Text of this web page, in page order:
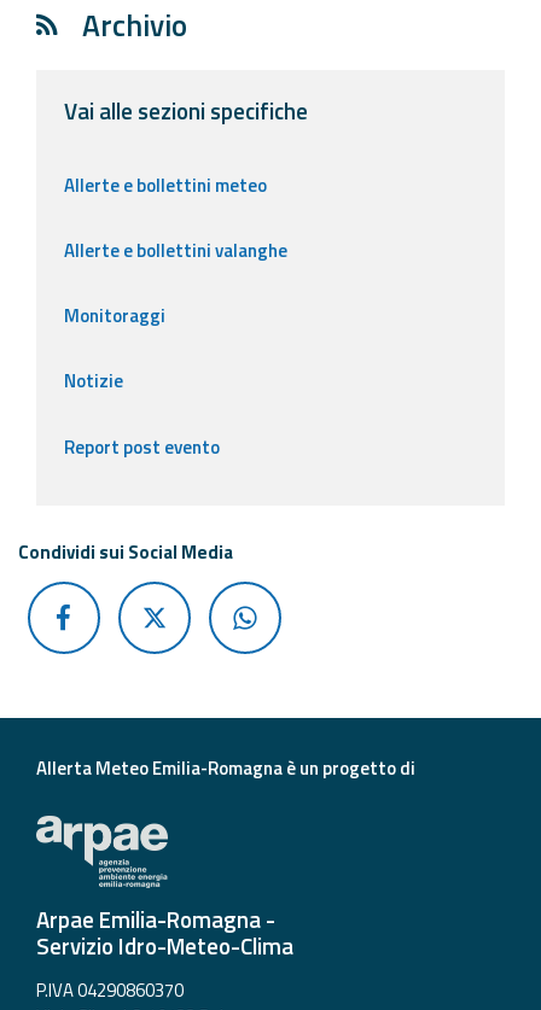
Il progetto
Emilia-
Contatti
Archivio
Vai alle sezioni specifiche
Allerte e bollettini meteo
Allerte e bollettini valanghe
Monitoraggi
Notizie
Report post evento
Condividi sui Social Media
Allerta Meteo Emilia-Romagna è un progetto di
Arpae Emilia-Romagna -
Servizio Idro-Meteo-Clima
P.IVA 04290860370